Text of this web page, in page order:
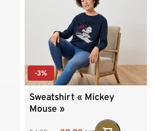
-3%
Sweatshirt « Mickey
Mouse »